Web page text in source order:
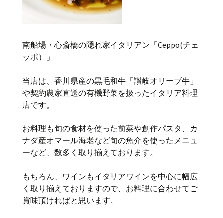
南船場・心斎橋の隠れ家イタリアン「Ceppo(チェ
ッポ）」
当店は、香川県産の黒毛和牛「讃岐オリーブ牛」
や契約農家直送の有機野菜を扱ったイタリア料理
店です。
お料理も旬の食材を使った前菜や創作パスタ、カ
ナダ産オマール海老など旬の魚介を使ったメニュ
ーなど、数多く取り揃えております。
もちろん、ワインもイタリアワインを中心に幅広
く取り揃えておりますので、お料理に合わせてご
賞味頂ければと思います。